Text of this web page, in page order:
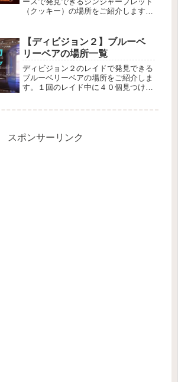
（クッキー）の場所をご紹介します。
「大食い功績」を解除できます。一部
reddit情報を参考にさせていただ...
【ディビジョン２】ブルーベ
リーベアの場所一覧
ディビジョン２のレイドで発見できる
ブルーベリーベアの場所をご紹介しま
す。１回のレイド中に４０個見つけて
考...
スポンサーリンク